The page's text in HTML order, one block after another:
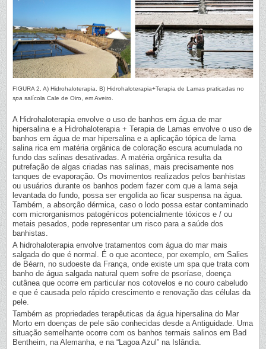
FIGURA 2. A) Hidrohaloterapia. B) Hidrohaloterapia+Terapia de Lamas praticadas no
spa salícola Cale de Oiro, em Aveiro.
A Hidrohaloterapia envolve o uso de banhos em água de mar
hipersalina e a Hidrohaloterapia + Terapia de Lamas envolve o uso de
banhos em água de mar hipersalina e a aplicação tópica de lama
salina rica em matéria orgânica de coloração escura acumulada no
fundo das salinas desativadas. A matéria orgânica resulta da
putrefação de algas criadas nas salinas, mais precisamente nos
tanques de evaporação. Os movimentos realizados pelos banhistas
ou usuários durante os banhos podem fazer com que a lama seja
levantada do fundo, possa ser engolida ao ficar suspensa na água.
Também, a absorção dérmica, caso o lodo possa estar contaminado
com microrganismos patogénicos potencialmente tóxicos e / ou
metais pesados, pode representar um risco para a saúde dos
banhistas.
A hidrohaloterapia envolve tratamentos com água do mar mais
salgada do que é normal. É o que acontece, por exemplo, em Salies
de Béarn, no sudoeste da França, onde existe um spa que trata com
banho de água salgada natural quem sofre de psoríase, doença
cutânea que ocorre em particular nos cotovelos e no couro cabeludo
e que é causada pelo rápido crescimento e renovação das células da
pele.
Também as propriedades terapêuticas da água hipersalina do Mar
Morto em doenças de pele são conhecidas desde a Antiguidade. Uma
situação semelhante ocorre com os banhos termais salinos em Bad
Bentheim, na Alemanha, e na “Lagoa Azul” na Islândia.